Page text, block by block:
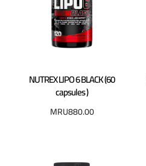
NUTREX LIPO 6 BLACK (60
capsules )
MRU880.00